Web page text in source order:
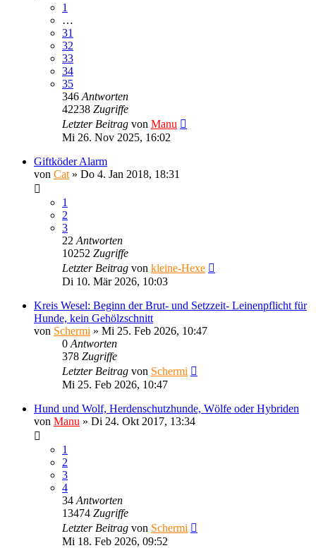
1
…
31
32
33
34
35
346 Antworten
42238 Zugriffe
Letzter Beitrag von Manu
Mi 26. Nov 2025, 16:02
Giftköder Alarm
von Cat » Do 4. Jan 2018, 18:31
1
2
3
22 Antworten
10252 Zugriffe
Letzter Beitrag von kleine-Hexe
Di 10. Mär 2026, 10:03
Kreis Wesel: Beginn der Brut- und Setzzeit- Leinenpflicht für
Hunde, kein Gehölzschnitt
von Schermi » Mi 25. Feb 2026, 10:47
0 Antworten
378 Zugriffe
Letzter Beitrag von Schermi
Mi 25. Feb 2026, 10:47
Hund und Wolf, Herdenschutzhunde, Wölfe oder Hybriden
von Manu » Di 24. Okt 2017, 13:34
1
2
3
4
34 Antworten
13474 Zugriffe
Letzter Beitrag von Schermi
Mi 18. Feb 2026, 09:52